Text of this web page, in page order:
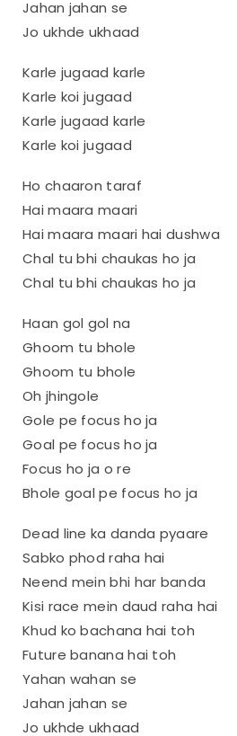
Jahan jahan se
Jo ukhde ukhaad
Karle jugaad karle
Karle koi jugaad
Karle jugaad karle
Karle koi jugaad
Ho chaaron taraf
Hai maara maari
Hai maara maari hai dushwa
Chal tu bhi chaukas ho ja
Chal tu bhi chaukas ho ja
Haan gol gol na
Ghoom tu bhole
Ghoom tu bhole
Oh jhingole
Gole pe focus ho ja
Goal pe focus ho ja
Focus ho ja o re
Bhole goal pe focus ho ja
Dead line ka danda pyaare
Sabko phod raha hai
Neend mein bhi har banda
Kisi race mein daud raha hai
Khud ko bachana hai toh
Future banana hai toh
Yahan wahan se
Jahan jahan se
Jo ukhde ukhaad